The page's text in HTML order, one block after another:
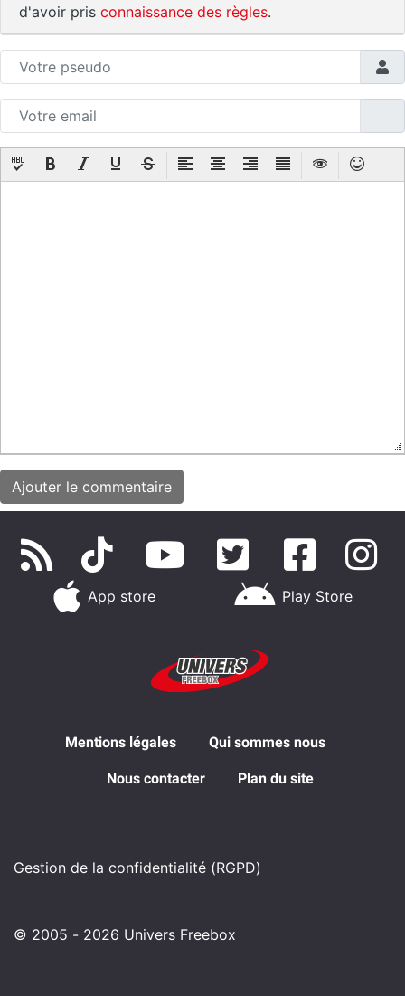
d'avoir pris connaissance des règles.
App store Play Store
Mentions légales Qui sommes nous
Nous contacter Plan du site
Gestion de la confidentialité (RGPD)
© 2005 - 2026 Univers Freebox